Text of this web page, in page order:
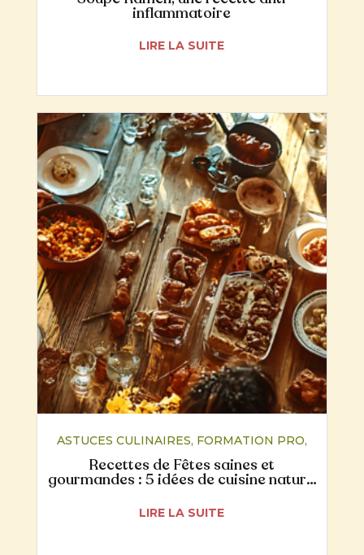
inflammatoire
LIRE LA SUITE
Recettes de Fêtes saines et
gourmandes : 5 idées de cuisine naturo
ASTUCES CULINAIRES, FORMATION PRO,
NUTRITION, RECETTES
LIRE LA SUITE